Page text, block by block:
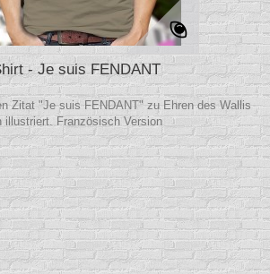
- Je suis FENDANT
Zitat "Je suis FENDANT" zu Ehren des Wallis
illustriert. Französisch Version